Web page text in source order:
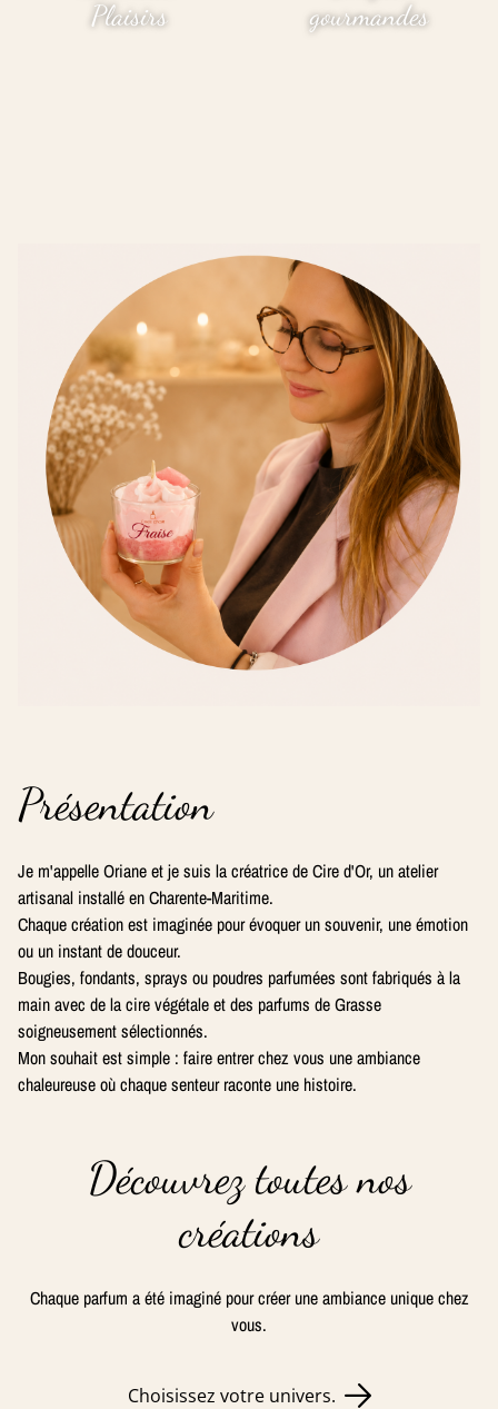
Plaisirs gourmandes
Présentation
Je m'appelle Oriane et je suis la créatrice de Cire d'Or, un atelier
artisanal installé en Charente-Maritime.
Chaque création est imaginée pour évoquer un souvenir, une émotion
ou un instant de douceur.
Bougies, fondants, sprays ou poudres parfumées sont fabriqués à la
main avec de la cire végétale et des parfums de Grasse
soigneusement sélectionnés.
Mon souhait est simple : faire entrer chez vous une ambiance
chaleureuse où chaque senteur raconte une histoire.
Découvrez toutes nos
créations
Chaque parfum a été imaginé pour créer une ambiance unique chez
vous.
Choisissez votre univers.